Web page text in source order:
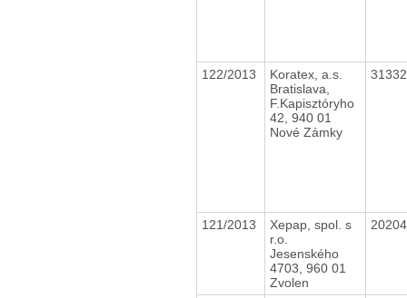
122/2013
Koratex, a.s.
Bratislava,
F.Kapisztóryho
42, 940 01
Nové Zámky
121/2013
Xepap, spol. s
r.o.
Jesenského
4703, 960 01
Zvolen